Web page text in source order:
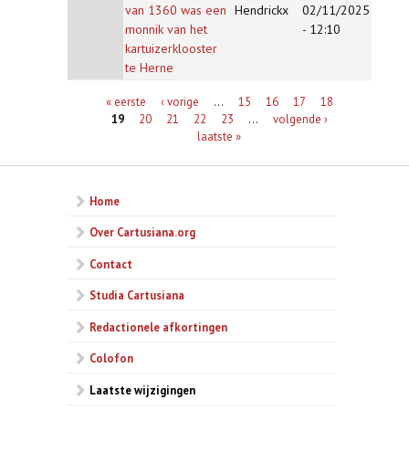
van 1360 was een
monnik van het
kartuizerklooster
te Herne
Hendrickx
02/11/2025
- 12:10
Pagina's« eerste ‹ vorige … 15 16 17
18
19
20 21 22 23 …
volgende ›
laatste »
Home
Over Cartusiana.org
Contact
Studia Cartusiana
Redactionele afkortingen
Colofon
Laatste wijzigingen